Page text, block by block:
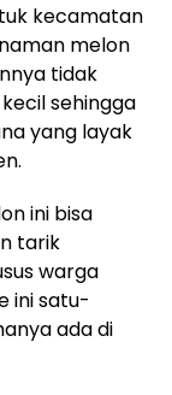
kecamatan
melon
tidak
sehingga
yang layak
ini bisa
tarik
warga
ini satu-
ada di